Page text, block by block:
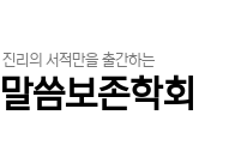
진리의 서적만을 출간하는
말씀보존학회